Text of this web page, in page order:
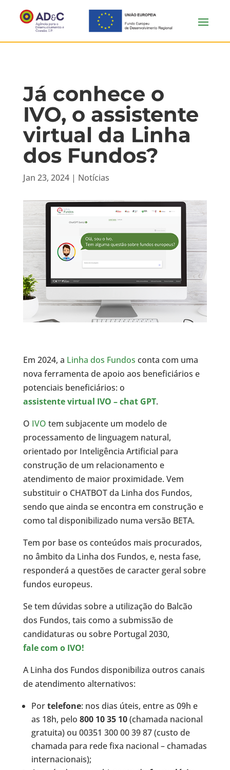
Já conhece o
IVO, o assistente
virtual da Linha
dos Fundos?
Jan 23, 2024| Notícias
Em 2024, a Linha dos Fundos conta com uma
nova ferramenta de apoio aos beneficiários e
potenciais beneficiários: o
assistente virtual IVO – chat GPT.
O IVO tem subjacente um modelo de
processamento de linguagem natural,
orientado por Inteligência Artificial para
construção de um relacionamento e
atendimento de maior proximidade. Vem
substituir o CHATBOT da Linha dos Fundos,
sendo que ainda se encontra em construção e
como tal disponibilizado numa versão BETA.
Tem por base os conteúdos mais procurados,
no âmbito da Linha dos Fundos, e, nesta fase,
responderá a questões de caracter geral sobre
fundos europeus.
Se tem dúvidas sobre a utilização do Balcão
dos Fundos, tais como a submissão de
candidaturas ou sobre Portugal 2030,
fale com o IVO!
A Linha dos Fundos disponibiliza outros canais
de atendimento alternativos:
Portelefone: nos dias úteis, entre as 09h e
as 18h, pelo 800 10 35 10(chamada nacional
gratuita) ou 00351 300 00 39 87 (custo de
chamada para rede fixa nacional – chamadas
internacionais);